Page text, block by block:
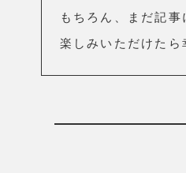
もちろん、まだ記
楽しみいただけたら